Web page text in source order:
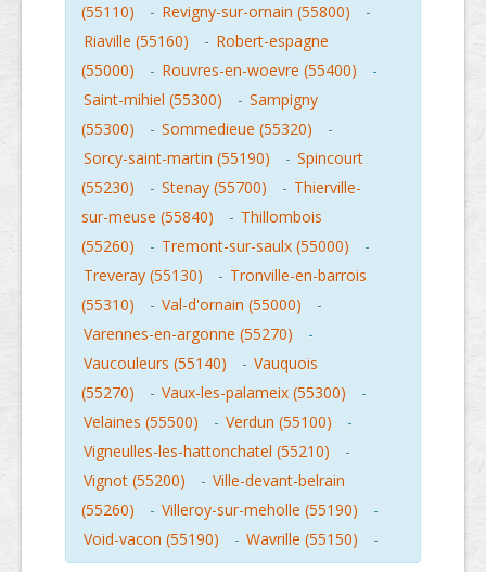
(55110)
- Revigny-sur-ornain (55800)
-
Riaville (55160)
- Robert-espagne
(55000)
- Rouvres-en-woevre (55400)
-
Saint-mihiel (55300)
- Sampigny
(55300)
- Sommedieue (55320)
-
Sorcy-saint-martin (55190)
- Spincourt
(55230)
- Stenay (55700) - Thierville-
sur-meuse (55840)
- Thillombois
(55260)
- Tremont-sur-saulx (55000)
-
Treveray (55130)
- Tronville-en-barrois
(55310)
- Val-d'ornain (55000)
-
Varennes-en-argonne (55270)
-
Vaucouleurs (55140)
- Vauquois
(55270)
- Vaux-les-palameix (55300)
-
Velaines (55500)
- Verdun (55100)
-
Vigneulles-les-hattonchatel (55210)
-
Vignot (55200)
- Ville-devant-belrain
(55260)
- Villeroy-sur-meholle (55190)
-
Void-vacon (55190)
- Wavrille (55150) -